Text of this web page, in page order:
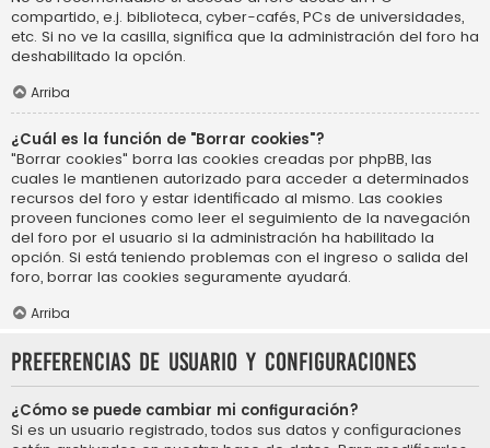
compartido, e.j. biblioteca, cyber-cafés, PCs de universidades,
etc. Si no ve la casilla, significa que la administración del foro ha
deshabilitado la opción.
Arriba
¿Cuál es la función de "Borrar cookies"?
"Borrar cookies" borra las cookies creadas por phpBB, las
cuales le mantienen autorizado para acceder a determinados
recursos del foro y estar identificado al mismo. Las cookies
proveen funciones como leer el seguimiento de la navegación
del foro por el usuario si la administración ha habilitado la
opción. Si está teniendo problemas con el ingreso o salida del
foro, borrar las cookies seguramente ayudará.
Arriba
Preferencias de usuario y configuraciones
¿Cómo se puede cambiar mi configuración?
Si es un usuario registrado, todos sus datos y configuraciones